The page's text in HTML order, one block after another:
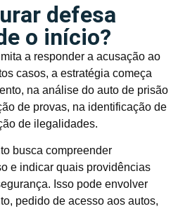
defesa
o início?
a responder a acusação ao
casos, a estratégia começa
na análise do auto de prisão
de provas, na identificação de
de ilegalidades.
busca compreender
e indicar quais providências
Isso pode envolver
pedido de acesso aos autos,